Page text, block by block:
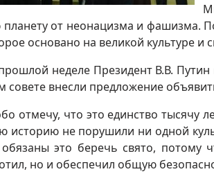
планету от неонацизма и фашизма.
основано на великой культуре
неделе Президент В.В.
совете внесли предложение
отмечу, что это единство тысячу
историю не порушили ни одной
это беречь свято, потому
но и обеспечил общую